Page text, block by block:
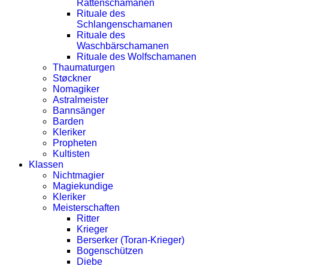
Rattenschamanen
Rituale des
Schlangenschamanen
Rituale des
Waschbärschamanen
Rituale des Wolfschamanen
Thaumaturgen
Støckner
Nomagiker
Astralmeister
Bannsänger
Barden
Kleriker
Propheten
Kultisten
Klassen
Nichtmagier
Magiekundige
Kleriker
Meisterschaften
Ritter
Krieger
Berserker (Toran-Krieger)
Bogenschützen
Diebe